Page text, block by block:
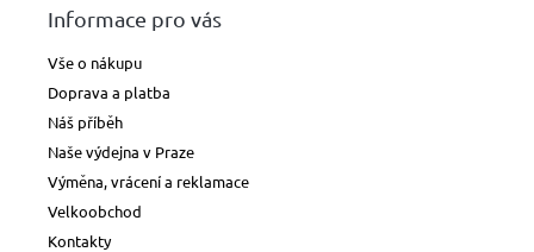
Informace pro vás
Vše o nákupu
Doprava a platba
Náš příběh
Naše výdejna v Praze
Výměna, vrácení a reklamace
Velkoobchod
Kontakty